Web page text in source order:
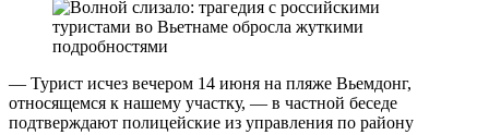
— Турист исчез вечером 14 июня на пляже Вьемдонг,
относящемся к нашему участку, — в частной беседе
подтверждают полицейские из управления по району